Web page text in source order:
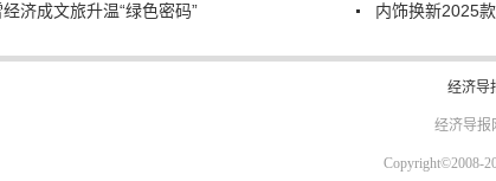
济成文旅升温“绿色密码” 内饰换新2025
经济导
经济导报
Copyright©2008-